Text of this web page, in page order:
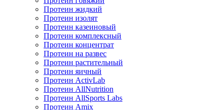
Протеин жидкий
Протеин изолят
Протеин казеиновый
Протеин комплексный
Протеин концентрат
Протеин на развес
Протеин растительный
Протеин яичный
Протеин ActivLab
Протеин AllNutrition
Протеин AllSports Labs
Протеин Amix